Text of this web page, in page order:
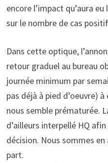
encore l’impact qu’aura
sur le nombre de cas
Dans cette optique,
retour graduel au bureau
journée minimum par
pas déjà à pied d’oeuvre)
nous semble prématurée.
d’ailleurs interpellé HQ
décision. Nous sommes
part.